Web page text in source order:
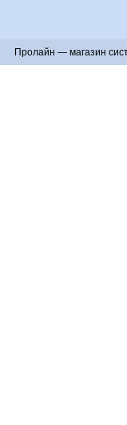
Пролайн — магазин